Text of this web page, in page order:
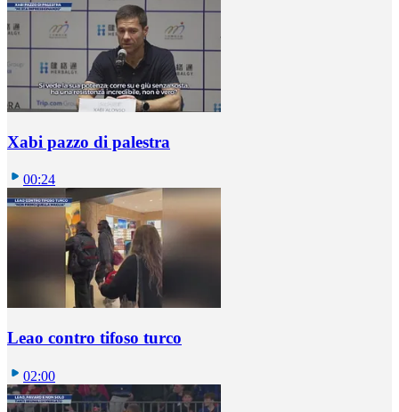
Xabi pazzo di palestra
00:24
Leao contro tifoso turco
02:00